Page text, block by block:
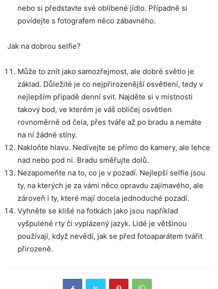
nebo si představte své oblíbené jídlo. Případně si
povídejte s fotografem něco zábavného.
Jak na dobrou selfie?
Může to znít jako samozřejmost, ale dobré světlo je
základ. Důležité je co nejpřirozenější osvětlení, tedy v
nejlepším případě denní svit. Najděte si v místnosti
takový bod, ve kterém je váš obličej osvětlen
rovnoměrně od čela, přes tváře až po bradu a nemáte
na ní žádné stíny.
Nakloňte hlavu. Nedívejte se přímo do kamery, ale lehce
nad nebo pod ni. Bradu směřujte dolů.
Nezapomeňte na to, co je v pozadí. Nejlepší selfie jsou
ty, na kterých je za vámi něco opravdu zajímavého, ale
zároveň i ty, které mají docela jednoduché pozadí.
Vyhněte se klišé na fotkách jako jsou například
vyšpulené rty či vyplázený jazyk. Lidé je většinou
používají, když nevědí, jak se před fotoaparátem tvářit
přirozeně.